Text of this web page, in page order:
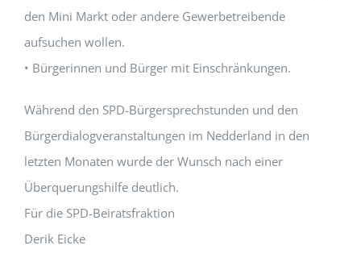
den Mini Markt oder andere Gewerbetreibende
aufsuchen wollen.
• Bürgerinnen und Bürger mit Einschränkungen.
Während den SPD-Bürgersprechstunden und den
Bürgerdialogveranstaltungen im Nedderland in den
letzten Monaten wurde der Wunsch nach einer
Überquerungshilfe deutlich.
Für die SPD-Beiratsfraktion
Derik Eicke